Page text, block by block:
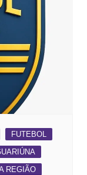
FUTEBOL
REGIÃO